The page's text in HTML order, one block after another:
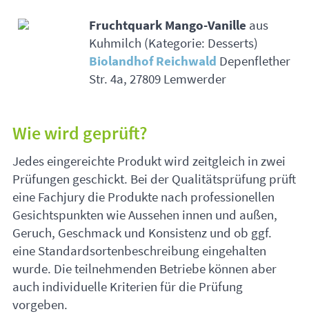
Fruchtquark Mango-Vanille aus
Kuhmilch (Kategorie: Desserts)
Biolandhof Reichwald Depenflether
Str. 4a, 27809 Lemwerder
Wie wird geprüft?
Jedes eingereichte Produkt wird zeitgleich in zwei
Prüfungen geschickt. Bei der Qualitätsprüfung prüft
eine Fachjury die Produkte nach professionellen
Gesichtspunkten wie Aussehen innen und außen,
Geruch, Geschmack und Konsistenz und ob ggf.
eine Standardsortenbeschreibung eingehalten
wurde. Die teilnehmenden Betriebe können aber
auch individuelle Kriterien für die Prüfung
vorgeben.